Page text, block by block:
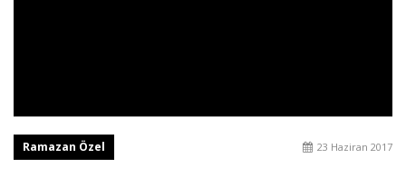
Ramazan Özel 23 Haziran 2017